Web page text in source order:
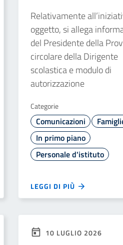
Relativamente
oggetto, si allega
del Presidente della
circolare della Dirigente
scolastica e modulo di
autorizzazione
Categorie
Comunicazioni
In primo piano
Personale d'istituto
LEGGI DI PIÙ
10 LUGLIO 2026